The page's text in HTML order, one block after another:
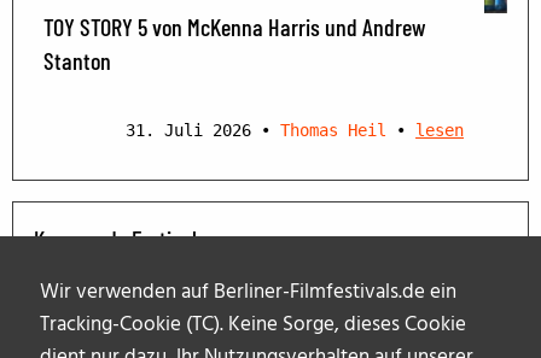
Wir verwenden auf Berliner-Filmfestivals.de ein
Tracking-Cookie (TC). Keine Sorge, dieses Cookie
TOY STORY 5 von McKenna Harris und Andrew
Stanton
31. Juli 2026 • Thomas Heil • lesen
Kommende Festivals